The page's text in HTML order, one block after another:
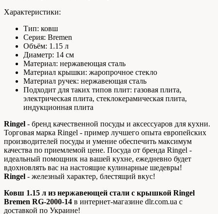
Характеристики:
Тип: ковш
Серия: Bremen
Объём: 1.15 л
Диаметр: 14 см
Материал: нержавеющая сталь
Материал крышки: жаропрочное стекло
Материал ручек: нержавеющая сталь
Подходит для таких типов плит: газовая плита,
электрическая плита, стеклокерамическая плита,
индукционная плита
Ringel - бренд качественной посуды и аксессуаров для кухни.
Торговая марка Ringel - пример лучшего опыта европейских
производителей посуды и умение обеспечить максимум
качества по приемлемой цене. Посуда от бренда Ringel -
идеальный помощник на вашей кухне, ежедневно будет
вдохновлять вас на настоящие кулинарные шедевры!
Ringel - железный характер, блестящий вкус!
Ковш 1.15 л из нержавеющей стали с крышкой Ringel
Bremen RG-2000-14 в интернет-магазине dlr.com.ua с
доставкой по Украине!